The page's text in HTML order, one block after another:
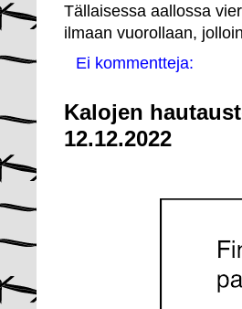
Tällaisessa aallossa
ilmaan vuorollaan,
Ei kommentteja:
Kalojen
12.12.2022